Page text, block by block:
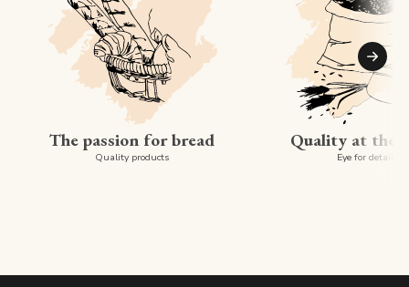
The passion for bread
Quality products
Quality at the
Eye for detail